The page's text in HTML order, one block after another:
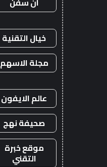
خيال التقنية
مجلة الاسهم
عالم الايفون
صحيفة نهج
موقع خبرة
التقني